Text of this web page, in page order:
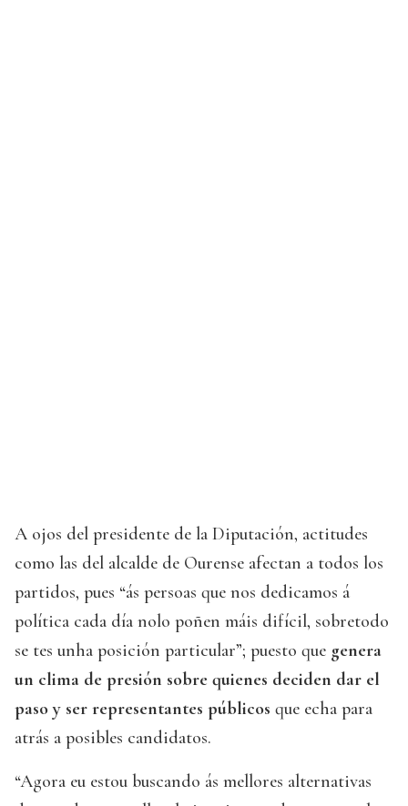
A ojos del presidente de la Diputación, actitudes
como las del alcalde de Ourense afectan a todos los
partidos, pues “ás persoas que nos dedicamos á
política cada día nolo poñen máis difícil, sobretodo
se tes unha posición particular”; puesto que genera
un clima de presión sobre quienes deciden dar el
paso y ser representantes públicos que echa para
atrás a posibles candidatos.
“Agora eu estou buscando ás mellores alternativas